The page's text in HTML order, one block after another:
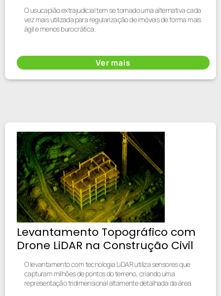
O usucapião extrajudicial tem se tornado uma alternativa cada
vez mais utilizada para regularização de imóveis de forma mais
ágil e menos burocrática.
Ver mais
Levantamento Topográfico com
Drone LiDAR na Construção Civil
O levantamento com tecnologia LiDAR utiliza sensores que
capturam milhões de pontos do terreno, criando uma
representação tridimensional altamente detalhada da área.